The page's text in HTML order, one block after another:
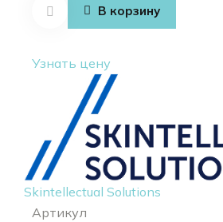
Polypeptides
And Growth
В корзину
Узнать цену
Skintellectual Solutions
Артикул